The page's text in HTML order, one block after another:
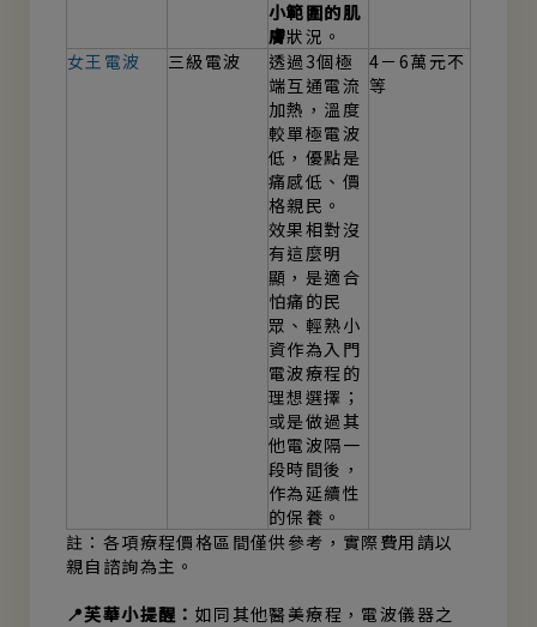
小範圍的肌
膚狀況。
女王電波 三級電波
透過3個極
端互通電流
加熱，溫度
較單極電波
低，優點是
痛感低、價
格親民。
效果相對沒
有這麼明
顯，是適合
怕痛的民
眾、輕熟小
資作為入門
電波療程的
理想選擇；
或是做過其
他電波隔一
段時間後，
作為延續性
的保養。
4－6萬元不
等
註：各項療程價格區間僅供參考，實際費用請以
親自諮詢為主。
📍芙華小提醒： 如同其他醫美療程，電波儀器之